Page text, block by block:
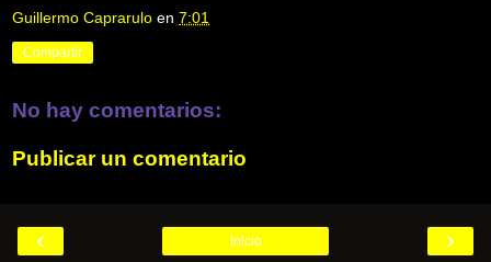
Guillermo Caprarulo en 7:01
Compartir
No hay comentarios:
Publicar un comentario
‹ ›
Inicio